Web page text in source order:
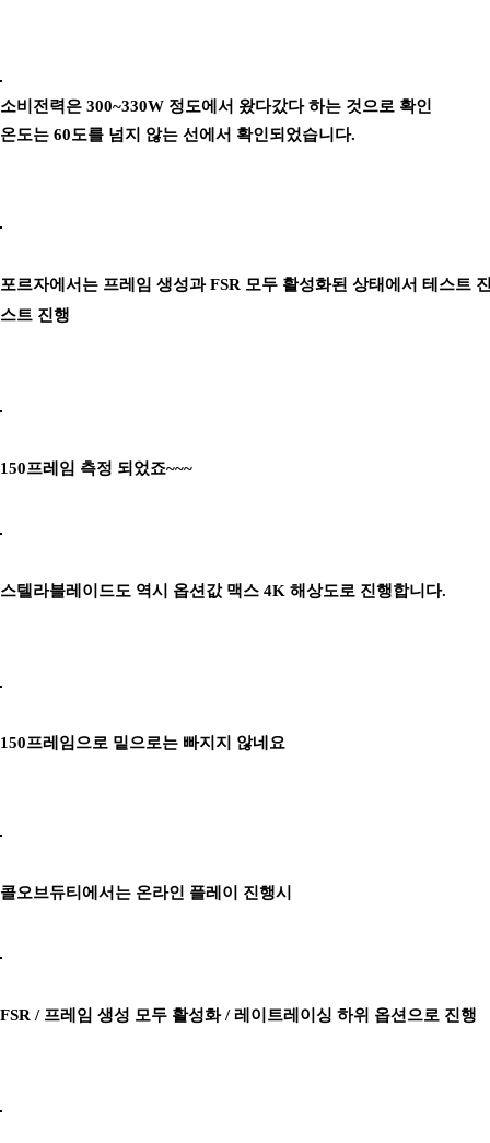
소비전력은 300~330W 정도에서 왔다갔다 하는 것으로 확인
온도는 60도를 넘지 않는 선에서 확인되었습니다.
포르자에서는 프레임 생성과 FSR 모두 활성화된 상태에서 테스트
스트 진행
150프레임 측정 되었죠~~~
스텔라블레이드도 역시 옵션값 맥스 4K 해상도로 진행합니다.
150프레임으로 밑으로는 빠지지 않네요
콜오브듀티에서는 온라인 플레이 진행시
FSR / 프레임 생성 모두 활성화 / 레이트레이싱 하위 옵션으로 진행